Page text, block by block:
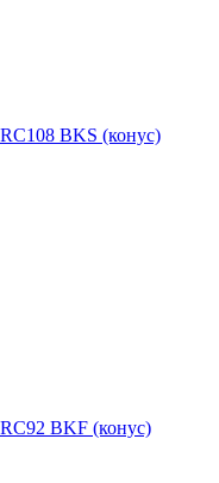
BKS (конус)
BKF (конус)